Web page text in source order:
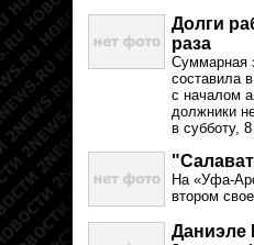
Долги
раза
Суммарная
составила
с началом
должники
в субботу,
На «Уфа-
втором
Даниэле